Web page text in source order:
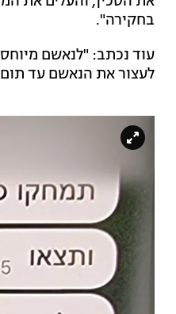
בחקירה".
עוד נכתב: "לנאשם
לעצור את הנאשם עד